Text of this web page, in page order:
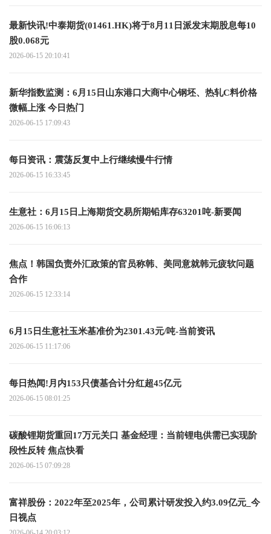
最新快讯!中泰期货(01461.HK)将于8月11日派发末期股息每10
股0.068元
2026-06-15 20:10:41
新华指数监测：6月15日山东港口大商中心钢坯、热轧C料价格
微幅上涨 今日热门
2026-06-15 17:09:43
每日资讯：震荡反复中上行继续慢牛行情
2026-06-15 16:33:45
生意社：6月15日上海期货交易所期铅库存63201吨-新要闻
2026-06-15 16:06:13
焦点！韩国负责外汇政策的官员称韩、美同意就韩元疲软问题
合作
2026-06-15 12:33:14
6月15日生意社玉米基准价为2301.43元/吨-当前资讯
2026-06-15 11:17:06
每日热闻!月内153只债基合计分红超45亿元
2026-06-15 08:01:25
碳酸锂期货重回17万元关口 基金经理：当前锂电供需已实现阶
段性反转 焦点快看
2026-06-15 07:09:28
富祥股份：2022年至2025年，公司累计研发投入约3.09亿元_今
日视点